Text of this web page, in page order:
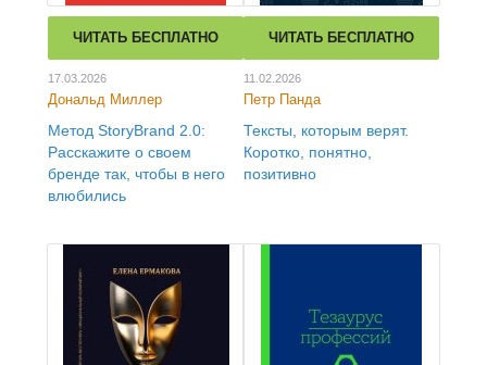
ЧИТАТЬ БЕСПЛАТНО
17.03.2026
Дональд Миллер
Метод StoryBrand 2.0:
Расскажите о своем
бренде так, чтобы в него
влюбились
ЧИТАТЬ БЕСПЛАТНО
11.02.2026
Петр Панда
Тексты, которым верят.
Коротко, понятно,
позитивно